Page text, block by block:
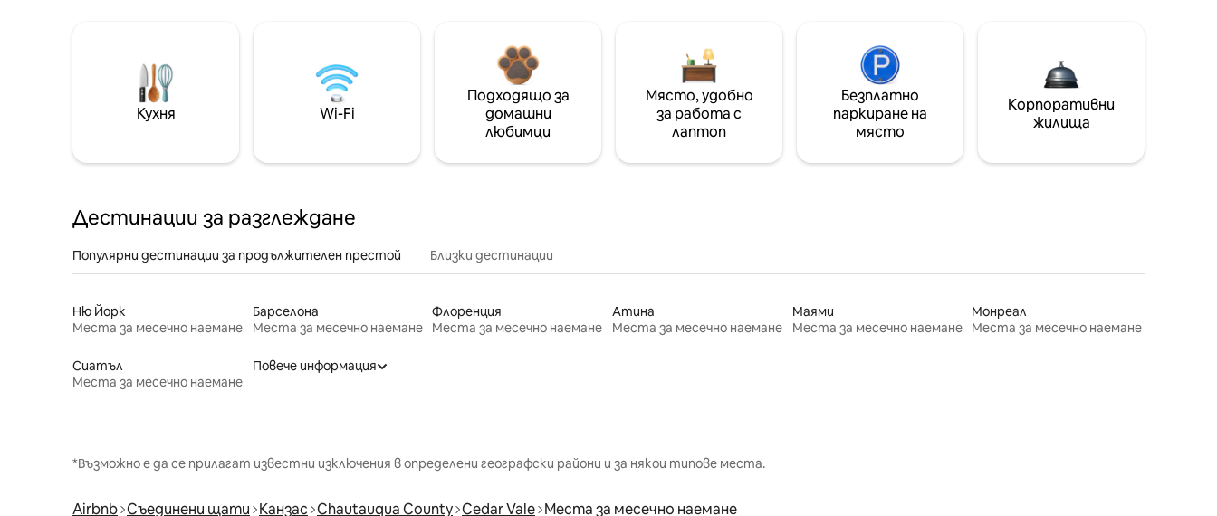
Кухня Wi-Fi
Подходящо за
домашни
любимци
Място, удобно
за работа с
лаптоп
Безплатно
паркиране на
място
Корпоративни
жилища
Дестинации за разглеждане
Популярни дестинации за продължителен престой Близки дестинации
Ню Йорк
Места за месечно наемане
Барселона
Места за месечно наемане
Флоренция
Места за месечно наемане
Атина
Места за месечно наемане
Маями
Места за месечно наемане
Монреал
Места за месечно наемане
Сиатъл
Места за месечно наемане
Повече информация
*Възможно е да се прилагат известни изключения в определени географски райони и за някои типове места.
Airbnb Съединени щати Канзас Chautauqua County Cedar Vale Места за месечно наемане